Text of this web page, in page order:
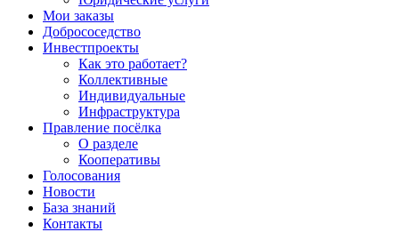
Мои заказы
Добрососедство
Инвестпроекты
Как это работает?
Коллективные
Индивидуальные
Инфраструктура
Правление посёлка
О разделе
Кооперативы
Голосования
Новости
База знаний
Контакты